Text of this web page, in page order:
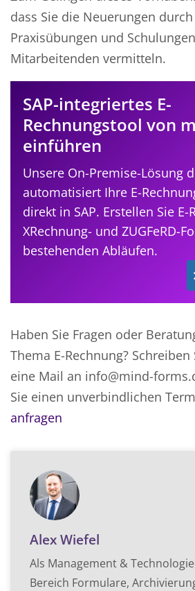
dass Sie die Neuerungen
Praxisübungen und
Mitarbeitenden vermitteln.
SAP-integriertes E-
Rechnungstool von
einführen
Unsere On-Premise-Lösung
automatisiert Ihre E-
direkt in SAP. Erstellen Sie
XRechnung- und ZUGFeRD-
bestehenden Abläufen.
Haben Sie Fragen oder
Thema E-Rechnung?
eine Mail an info@mind-
Sie einen unverbindlichen
anfragen
Alex Wiefel
Als Management &
Bereich Formulare,